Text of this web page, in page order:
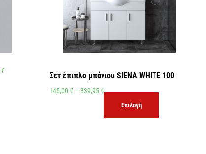
€ Σετ έπιπλο μπάνιου SIENA WHITE 100
145,00 € – 339,95€
Επιλογή